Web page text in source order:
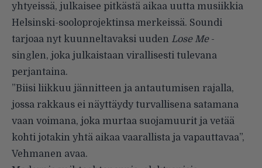
yhtyeissä, julkaisee pitkästä aikaa uutta musiikkia
Helsinski-sooloprojektinsa merkeissä. Soundi
tarjoaa nyt kuunneltavaksi uuden Lose Me-
singlen, joka julkaistaan virallisesti tulevana
perjantaina.
”Biisi liikkuu jännitteen ja antautumisen rajalla,
jossa rakkaus ei näyttäydy turvallisena satamana
vaan voimana, joka murtaa suojamuurit ja vetää
kohti jotakin yhtä aikaa vaarallista ja vapauttavaa”,
Vehmanen avaa.